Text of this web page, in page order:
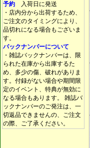
予約 入荷日に発送
・店内分から出荷するため、
ご注文のタイミングにより、
品切れになる場合もございま
す。
バックナンバーについて
・雑誌バックナンバーは、限
られた在庫から出庫するた
め、多少の傷、破れがありま
す。付録がない場合や期間限
定のイベント、特典が無効に
なる場合もあります。 雑誌バ
ックナンバーのご発注は、一
切返品できませんの、ご注文
の際、ご了承ください。